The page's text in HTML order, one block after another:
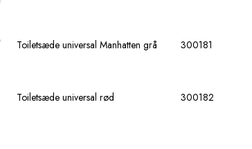
Toiletsæde universal Manhatten grå 300181
Toiletsæde universal rød 300182